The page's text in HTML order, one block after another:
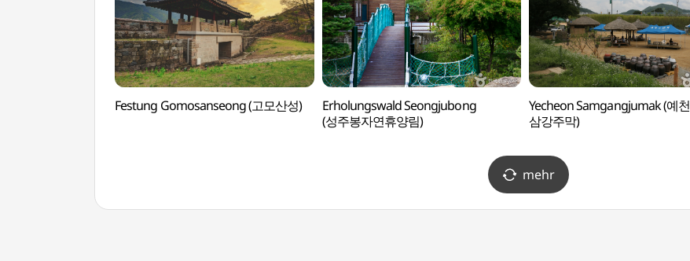
Festung Gomosanseong (고모산성)
Erholungswald Seongjubong
(성주봉자연휴양림)
Yecheon Samgangjumak (예천
삼강주막)
mehr